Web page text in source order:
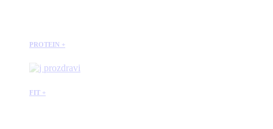
PROTEIN +
FIT +